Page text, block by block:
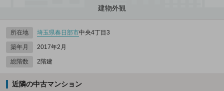
建物外観
所在地 埼玉県春日部市中央4丁目3
築年月 2017年2月
総階数 2階建
近隣の中古マンション